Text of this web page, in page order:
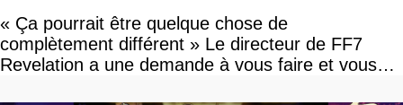
« Ça pourrait être quelque chose de
complètement différent » Le directeur de FF7
Revelation a une demande à vous faire et vous